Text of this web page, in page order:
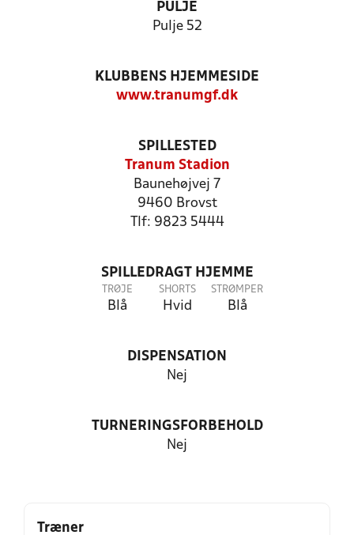
PULJE
Pulje 52
KLUBBENS HJEMMESIDE
www.tranumgf.dk
SPILLESTED
Tranum Stadion
Baunehøjvej 7
9460 Brovst
Tlf: 9823 5444
SPILLEDRAGT HJEMME
TRØJE
Blå
SHORTS
Hvid
STRØMPER
Blå
DISPENSATION
Nej
TURNERINGSFORBEHOLD
Nej
Træner